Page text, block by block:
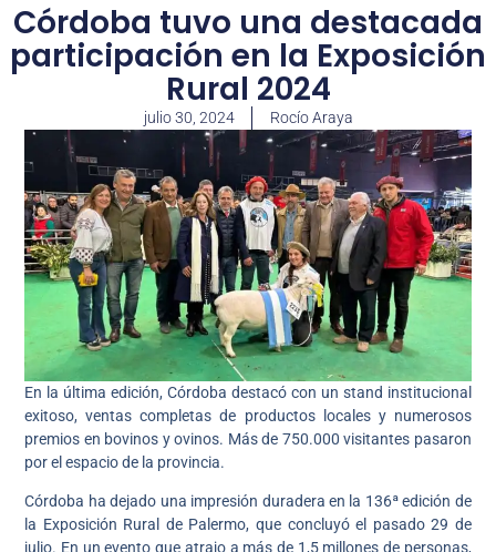
Córdoba tuvo una destacada
participación en la Exposición
Rural 2024
julio 30, 2024 Rocío Araya
En la última edición, Córdoba destacó con un stand institucional
exitoso, ventas completas de productos locales y numerosos
premios en bovinos y ovinos. Más de 750.000 visitantes pasaron
por el espacio de la provincia.
Córdoba ha dejado una impresión duradera en la 136ª edición de
la Exposición Rural de Palermo, que concluyó el pasado 29 de
julio. En un evento que atrajo a más de 1,5 millones de personas,